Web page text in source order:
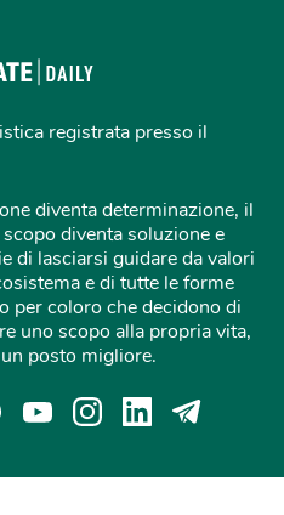
registrata presso il
diventa determinazione, il
diventa soluzione e
di lasciarsi guidare da valori
e di tutte le forme
per coloro che decidono di
uno scopo alla propria vita,
posto migliore.